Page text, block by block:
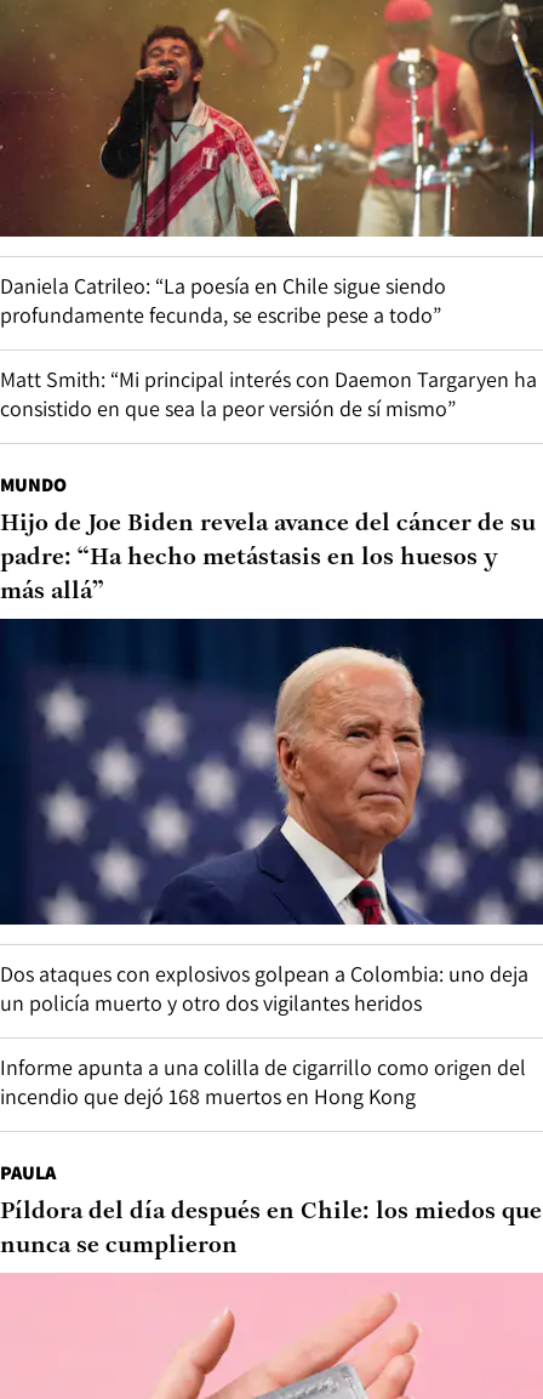
Daniela Catrileo: “La poesía en Chile sigue siendo
profundamente fecunda, se escribe pese a todo”
Matt Smith: “Mi principal interés con Daemon Targaryen ha
consistido en que sea la peor versión de sí mismo”
MUNDO
Hijo de Joe Biden revela avance del cáncer de su
padre: “Ha hecho metástasis en los huesos y
más allá”
Dos ataques con explosivos golpean a Colombia: uno deja
un policía muerto y otro dos vigilantes heridos
Informe apunta a una colilla de cigarrillo como origen del
incendio que dejó 168 muertos en Hong Kong
PAULA
Píldora del día después en Chile: los miedos que
nunca se cumplieron